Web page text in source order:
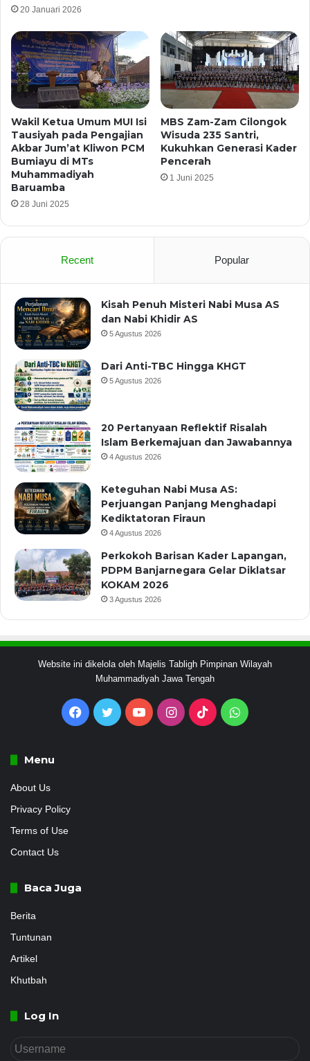
20 Januari 2026
Wakil Ketua Umum MUI Isi
Tausiyah pada Pengajian
Akbar Jum’at Kliwon PCM
Bumiayu di MTs
Muhammadiyah
Baruamba
28 Juni 2025
MBS Zam-Zam Cilongok
Wisuda 235 Santri,
Kukuhkan Generasi Kader
Pencerah
1 Juni 2025
Recent Popular
Kisah Penuh Misteri Nabi Musa AS
dan Nabi Khidir AS
5 Agustus 2026
Dari Anti-TBC Hingga KHGT
5 Agustus 2026
20 Pertanyaan Reflektif Risalah
Islam Berkemajuan dan Jawabannya
4 Agustus 2026
Keteguhan Nabi Musa AS:
Perjuangan Panjang Menghadapi
Kediktatoran Firaun
4 Agustus 2026
Perkokoh Barisan Kader Lapangan,
PDPM Banjarnegara Gelar Diklatsar
KOKAM 2026
3 Agustus 2026
Website ini dikelola oleh Majelis Tabligh Pimpinan Wilayah
Muhammadiyah Jawa Tengah
Facebook
Twitter YouTubeInstagram
TikTokWhatsApp
Menu
About Us
Privacy Policy
Terms of Use
Contact Us
Baca Juga
Berita
Tuntunan
Artikel
Khutbah
Log In